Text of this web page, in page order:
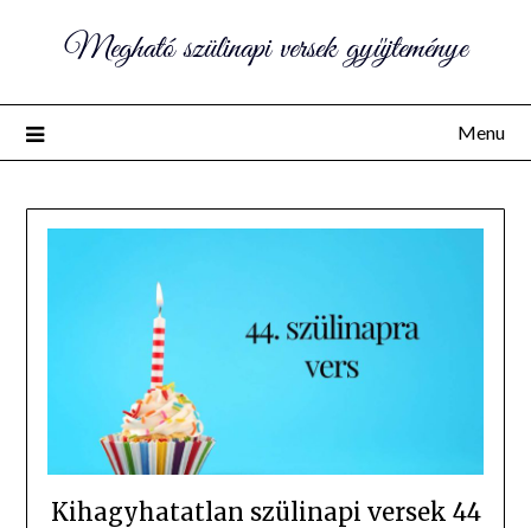
Megható szülinapi versek gyűjteménye
Menu
Kihagyhatatlan szülinapi versek 44